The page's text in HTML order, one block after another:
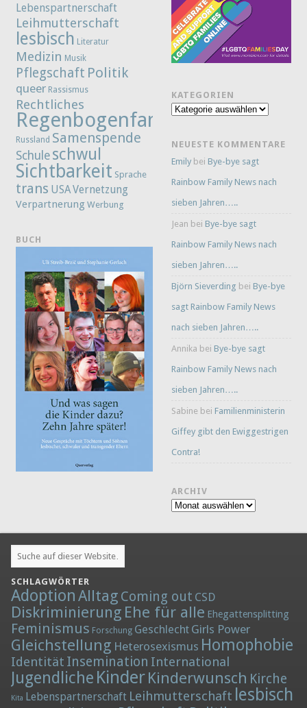
Lebenspartnerschaft
Leihmutterschaft
lesbisch Literatur
Medizin Musik
Pflegschaft Politik
queer Rassismus
Rechtliches
Regenbogenfamilie
Russland Samenspende
Schule schwul
Sichtbarkeit Sprache
trans USAVernetzung
Verpartnerung Werbung
BUCH
KATEGORIEN
Kategorien
NEUESTE KOMMENTARE
Emily bei Bye-bye sagt
Rainbow Family News nach
sieben Jahren…..
Jean bei Bye-bye sagt
Rainbow Family News nach
sieben Jahren…..
Björn Sieverding bei Bye-bye
sagt Rainbow Family News
nach sieben Jahren…..
Annika bei Bye-bye sagt
Rainbow Family News nach
sieben Jahren…..
Sabine bei Familienministerin
Giffey gibt den Ewiggestrigen
Contra!
ARCHIV
Archiv
SCHLAGWÖRTER
AdoptionAlltag Coming out CSD
Diskriminierung Ehe für alle Ehegattensplitting
Feminismus Forschung Geschlecht Girls Power
Gleichstellung Heterosexismus Homophobie
Identität Insemination International
Jugendliche Kinder Kinderwunsch Kirche
Kita Lebenspartnerschaft Leihmutterschaft lesbisch